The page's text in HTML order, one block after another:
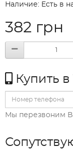
Наличие: Есть в
382 грн
Купить в
Мы перезвоним